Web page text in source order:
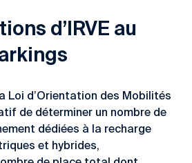
d’IRVE au
Loi d’Orientation des Mobilités
de déterminer un nombre de
dédiées à la recharge
et hybrides,